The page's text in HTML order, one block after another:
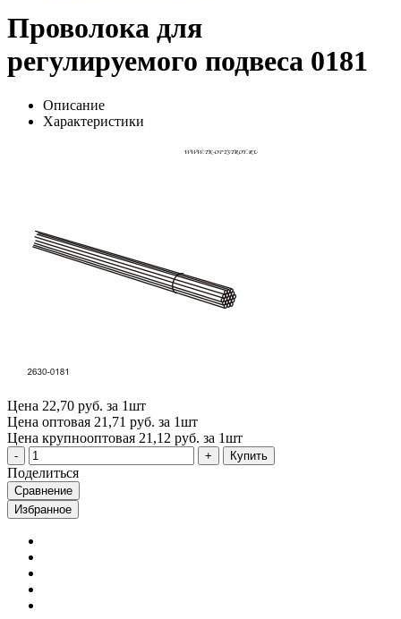
Проволока для
регулируемого подвеса 0181
Описание
Характеристики
Цена 22,70 руб. за 1шт
Цена оптовая 21,71 руб. за 1шт
Цена крупнооптовая 21,12 руб. за 1шт
Купить
Поделиться
Сравнение
Избранное